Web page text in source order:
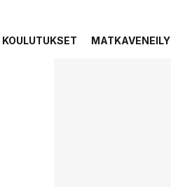
KOULUTUKSET MATKAVENEILY